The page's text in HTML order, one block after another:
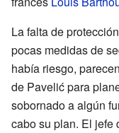
La falta de
pocas medidas de
había riesgo,
de Pavelić para
sobornado a algún
cabo su plan. El jefe